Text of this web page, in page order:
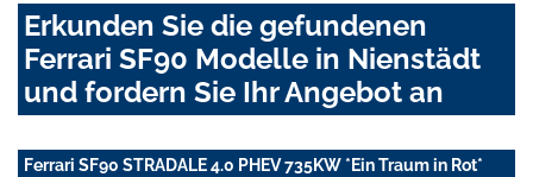
Erkunden Sie die gefundenen
Ferrari SF90 Modelle in Nienstädt
und fordern Sie Ihr Angebot an
Ferrari SF90 STRADALE 4.0 PHEV 735KW *Ein Traum in Rot*